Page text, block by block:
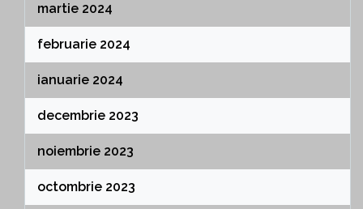
martie 2024
februarie 2024
ianuarie 2024
decembrie 2023
noiembrie 2023
octombrie 2023